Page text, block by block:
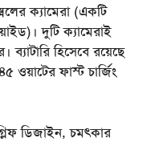
ক্যামেরা (একটি
দুটি ক্যামেরাই
হিসেবে রয়েছে
ফাস্ট চার্জিং
ডিজাইন, চমৎকার